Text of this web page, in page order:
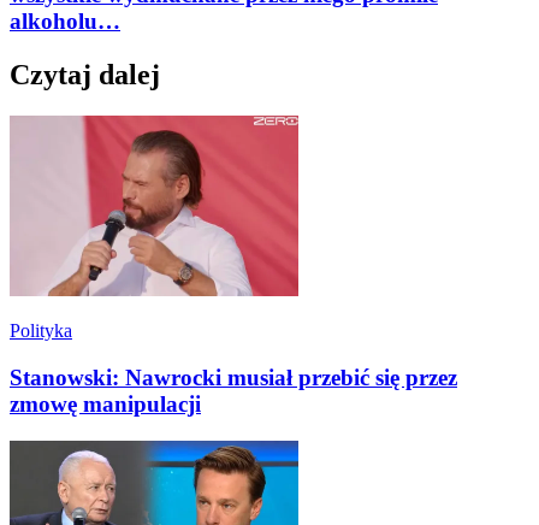
alkoholu…
Czytaj dalej
Polityka
Stanowski: Nawrocki musiał przebić się przez
zmowę manipulacji